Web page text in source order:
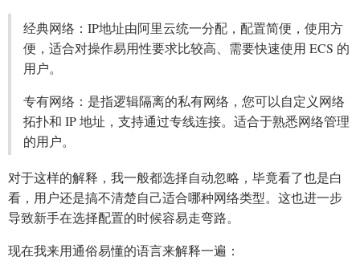
经典网络：IP地址由阿里云统一分配，配置简便，使用方
便，适合对操作易用性要求比较高、需要快速使用 ECS 的
用户。
专有网络：是指逻辑隔离的私有网络，您可以自定义网络
拓扑和 IP 地址，支持通过专线连接。适合于熟悉网络管理
的用户。
对于这样的解释，我一般都选择自动忽略，毕竟看了也是白
看，用户还是搞不清楚自己适合哪种网络类型。这也进一步
导致新手在选择配置的时候容易走弯路。
现在我来用通俗易懂的语言来解释一遍：